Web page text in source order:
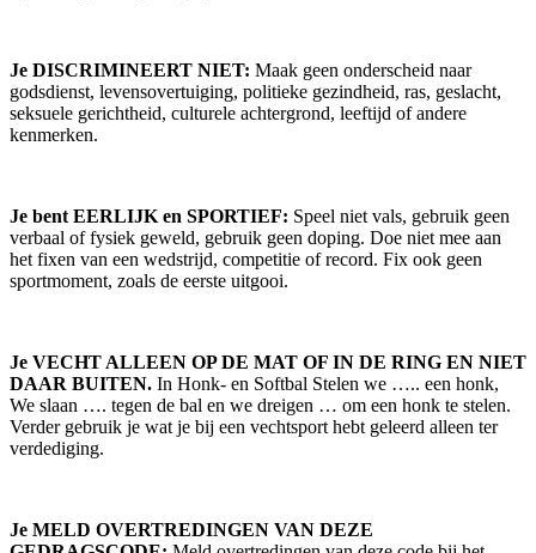
Je DISCRIMINEERT NIET: Maak geen onderscheid naar
godsdienst, levensovertuiging, politieke gezindheid, ras, geslacht,
seksuele gerichtheid, culturele achtergrond, leeftijd of andere
kenmerken.
Je bent EERLIJK en SPORTIEF: Speel niet vals, gebruik geen
verbaal of fysiek geweld, gebruik geen doping. Doe niet mee aan
het fixen van een wedstrijd, competitie of record. Fix ook geen
sportmoment, zoals de eerste uitgooi.
Je VECHT ALLEEN OP DE MAT OF IN DE RING EN NIET
DAAR BUITEN. In Honk- en Softbal Stelen we ….. een honk,
We slaan …. tegen de bal en we dreigen … om een honk te stelen.
Verder gebruik je wat je bij een vechtsport hebt geleerd alleen ter
verdediging.
Je MELD OVERTREDINGEN VAN DEZE